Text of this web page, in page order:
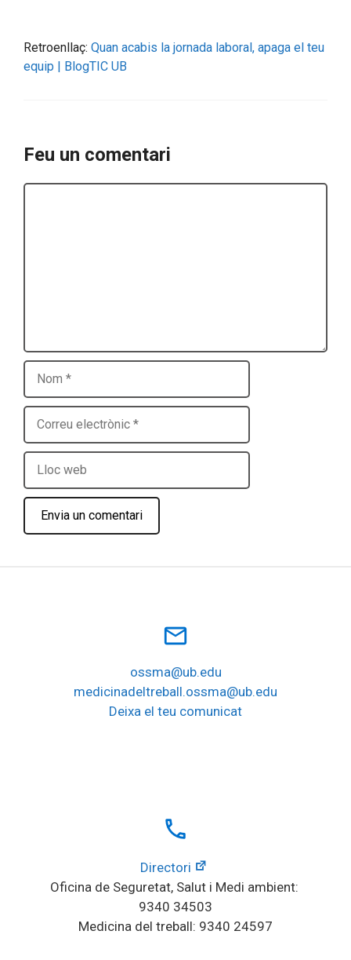
Retroenllaç: Quan acabis la jornada laboral, apaga el teu
equip | BlogTIC UB
Feu un comentari
Nom
Correu
electrònic
Lloc
web
mail_outline
ossma@ub.edu
medicinadeltreball.ossma@ub.edu
Deixa el teu comunicat
local_phone
Directori
Oficina de Seguretat, Salut i Medi ambient:
9340 34503
Medicina del treball: 9340 24597